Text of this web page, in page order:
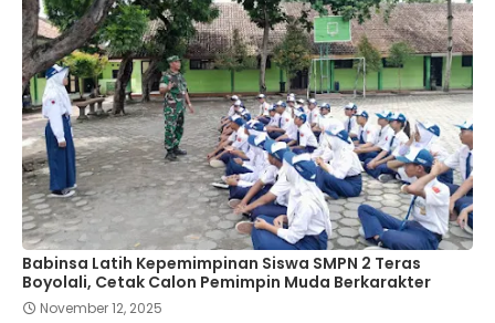
Babinsa Latih Kepemimpinan Siswa SMPN 2 Teras
Boyolali, Cetak Calon Pemimpin Muda Berkarakter
November 12, 2025